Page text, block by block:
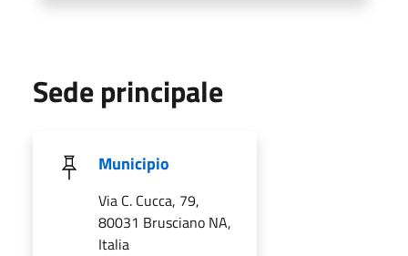
Sede principale
Municipio
Via C. Cucca, 79,
80031 Brusciano NA,
Italia